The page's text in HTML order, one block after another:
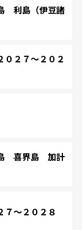
利島（伊豆諸
２７～２０２
喜界島 加計
～２０２８